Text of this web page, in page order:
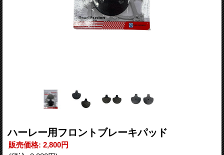
ハーレー用フロントブレーキパッド
販売価格: 2,800円